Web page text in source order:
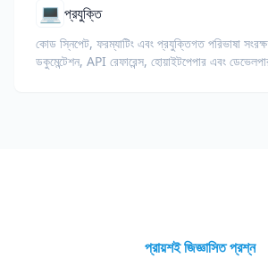
💻 প্রযুক্তি
কোড স্নিপেট, ফরম্যাটিং এবং প্রযুক্তিগত পরিভাষা
ডকুমেন্টেশন, API রেফারেন্স, হোয়াইটপেপার এবং
প্রায়শই জিজ্ঞাসিত প্রশ্ন